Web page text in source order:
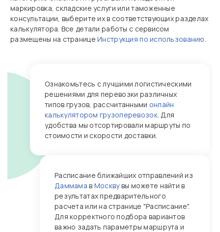
маркировка, складские услуги или таможенные
консультации, выберите их в соответствующих разделах
калькулятора. Все детали работы с сервисом
размещены на страницеИнструкция по использованию.
Ознакомьтесь с лучшими логистическими
решениями для перевозки различных
типов грузов, рассчитанными онлайн
калькулятором грузоперевозок. Для
удобства мы отсортировали маршруты по
стоимости и скорости доставки.
Расписание ближайших отправлений из
Даммама в Москвувы можете найти в
результатах предварительного
расчета или на странице "Расписание".
Для корректного подбора вариантов
важно задать параметры маршрута и